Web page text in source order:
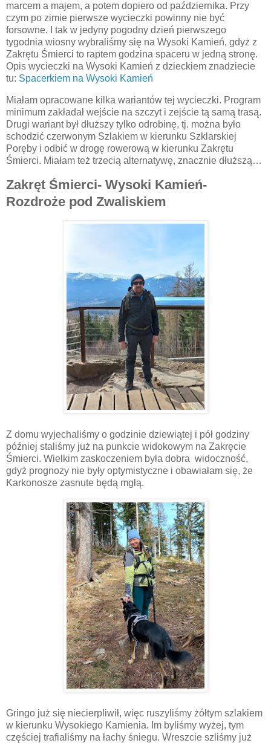
marcem a majem, a potem dopiero od października. Przy
czym po zimie pierwsze wycieczki powinny nie być
forsowne. I tak w jedyny pogodny dzień pierwszego
tygodnia wiosny wybraliśmy się na Wysoki Kamień, gdyż z
Zakrętu Śmierci to raptem godzina spaceru w jedną stronę.
Opis wycieczki na Wysoki Kamień z dzieckiem znadziecie
tu: Spacerkiem na Wysoki Kamień
Miałam opracowane kilka wariantów tej wycieczki. Program
minimum zakładał wejście na szczyt i zejście tą samą trasą.
Drugi wariant był dłuższy tylko odrobinę, tj. można było
schodzić czerwonym Szlakiem w kierunku Szklarskiej
Poręby i odbić w drogę rowerową w kierunku Zakrętu
Śmierci. Miałam też trzecią alternatywę, znacznie dłuższą…
Zakręt Śmierci- Wysoki Kamień-
Rozdroże pod Zwaliskiem
Z domu wyjechaliśmy o godzinie dziewiątej i pół godziny
później staliśmy już na punkcie widokowym na Zakręcie
Śmierci. Wielkim zaskoczeniem była dobra widoczność,
gdyż prognozy nie były optymistyczne i obawiałam się, że
Karkonosze zasnute będą mgłą.
Gringo już się niecierpliwił, więc ruszyliśmy żółtym szlakiem
w kierunku Wysokiego Kamienia. Im byliśmy wyżej, tym
częściej trafialiśmy na łachy śniegu. Wreszcie szliśmy już